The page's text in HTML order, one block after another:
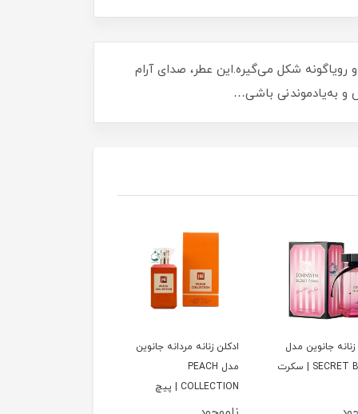
شکل می‌گیره.این عطر، صدای آرام
و به‌یادموندنی باشی…
زنانه جانوين مدل
SECRET BOMB | سكرت
ادكلن زنانه مردانه جانوين
مدل PEACH
COLLECTION | پيچ
كالكشن